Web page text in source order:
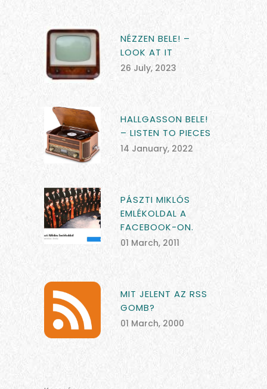
NÉZZEN BELE! –
LOOK AT IT
26 July, 2023
HALLGASSON BELE!
– LISTEN TO PIECES
14 January, 2022
PÁSZTI MIKLÓS
EMLÉKOLDAL A
FACEBOOK-ON.
01 March, 2011
MIT JELENT AZ RSS
GOMB?
01 March, 2000